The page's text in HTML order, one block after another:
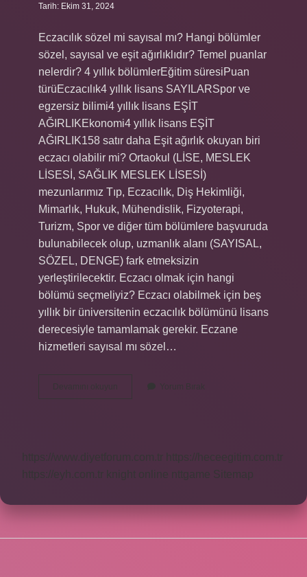
Tarih: Ekim 31, 2024
Eczacılık sözel mi sayısal mı? Hangi bölümler
sözel, sayısal ve eşit ağırlıklıdır? Temel puanlar
nelerdir? 4 yıllık bölümlerEğitim süresiPuan
türüEczacılık4 yıllık lisans SAYILARSpor ve
egzersiz bilimi4 yıllık lisans EŞİT
AĞIRLIKEkonomi4 yıllık lisans EŞİT
AĞIRLIK158 satır daha Eşit ağırlık okuyan biri
eczacı olabilir mi? Ortaokul (LİSE, MESLEK
LİSESİ, SAĞLIK MESLEK LİSESİ)
mezunlarımız Tıp, Eczacılık, Diş Hekimliği,
Mimarlık, Hukuk, Mühendislik, Fizyoterapi,
Turizm, Spor ve diğer tüm bölümlere başvuruda
bulunabilecek olup, uzmanlık alanı (SAYISAL,
SÖZEL, DENGE) fark etmeksizin
yerleştirilecektir. Eczacı olmak için hangi
bölümü seçmeliyiz? Eczacı olabilmek için beş
yıllık bir üniversitenin eczacılık bölümünü lisans
derecesiyle tamamlamak gerekir. Eczane
hizmetleri sayısal mı sözel…
Devamını okuyun
Sözel
Yorum Bırak
https://www.diyetforum.com.tr
https://heceegitim.com.tr
https://eyh.com.tr
knight online nttgame Sitemap